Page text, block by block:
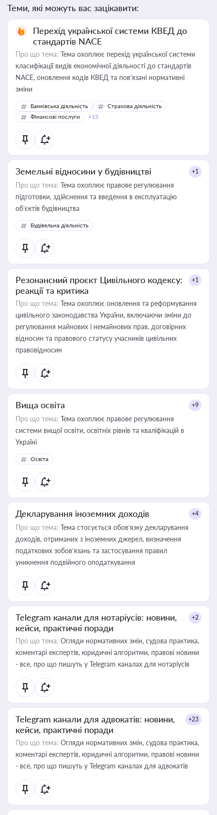
Теми, які можуть вас зацікавити:
Перехід української системи КВЕД до
стандартів NACE
Про що тема: Тема охоплює перехід української системи
класифікації видів економічної діяльності до стандартів
NACE, оновлення кодів КВЕД та пов'язані нормативні
зміни
Банківська діяльність
Страхова діяльність
Фінансові послуги
+13
Земельні відносини у будівництві +1
Про що тема: Тема охоплює правове регулювання
підготовки, здійснення та введення в експлуатацію
об’єктів будівництва
Будівельна діяльність
Резонансний проєкт Цивільного кодексу:
реакції та критика
+1
Про що тема: Тема охоплює оновлення та реформування
цивільного законодавства України, включаючи зміни до
регулювання майнових і немайнових прав, договірних
відносин та правового статусу учасників цивільних
правовідносин
Вища освіта +9
Про що тема: Тема охоплює правове регулювання
системи вищої освіти, освітніх рівнів та кваліфікацій в
Україні
Освіта
Декларування іноземних доходів +4
Про що тема: Тема стосується обов’язку декларування
доходів, отриманих з іноземних джерел, визначення
податкових зобов’язань та застосування правил
уникнення подвійного оподаткування
Telegram канали для нотаріусів: новини,
кейси, практичні поради
+2
Про що тема: Огляди нормативних змін, судова практика,
коментарі експертів, юридичні алгоритми, правові новини
- все, про що пишуть у Telegram каналах для нотаріусів
Telegram канали для адвокатів: новини,
кейси, практичні поради
+23
Про що тема: Огляди нормативних змін, судова практика,
коментарі експертів, юридичні алгоритми, правові новини
- все, про що пишуть у Telegram каналах для адвокатів